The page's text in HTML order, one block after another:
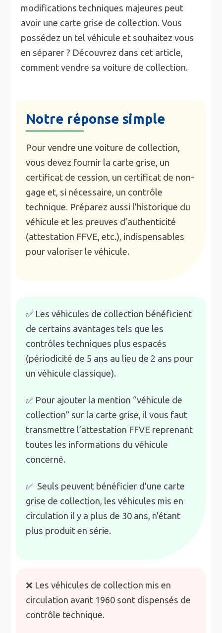
modifications techniques majeures peut
avoir une carte grise de collection. Vous
possédez un tel véhicule et souhaitez vous
en séparer ? Découvrez dans cet article,
comment vendre sa voiture de collection.
Notre réponse simple
Pour vendre une voiture de collection,
vous devez fournir la carte grise, un
certificat de cession, un certificat de non-
gage et, si nécessaire, un contrôle
technique. Préparez aussi l’historique du
véhicule et les preuves d’authenticité
(attestation FFVE, etc.), indispensables
pour valoriser le véhicule.
✅ Les véhicules de collection bénéficient
de certains avantages tels que les
contrôles techniques plus espacés
(périodicité de 5 ans au lieu de 2 ans pour
un véhicule classique).
✅ Pour ajouter la mention “véhicule de
collection” sur la carte grise, il vous faut
transmettre l’attestation FFVE reprenant
toutes les informations du véhicule
concerné.
✅ Seuls peuvent bénéficier d'une carte
grise de collection, les véhicules mis en
circulation il y a plus de 30 ans, n'étant
plus produit en série.
❌ Les véhicules de collection mis en
circulation avant 1960 sont dispensés de
contrôle technique.